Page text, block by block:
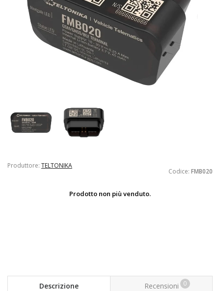
Produttore: TELTONIKA
Codice: FMB020
Prodotto non più venduto.
Descrizione Recensioni 0